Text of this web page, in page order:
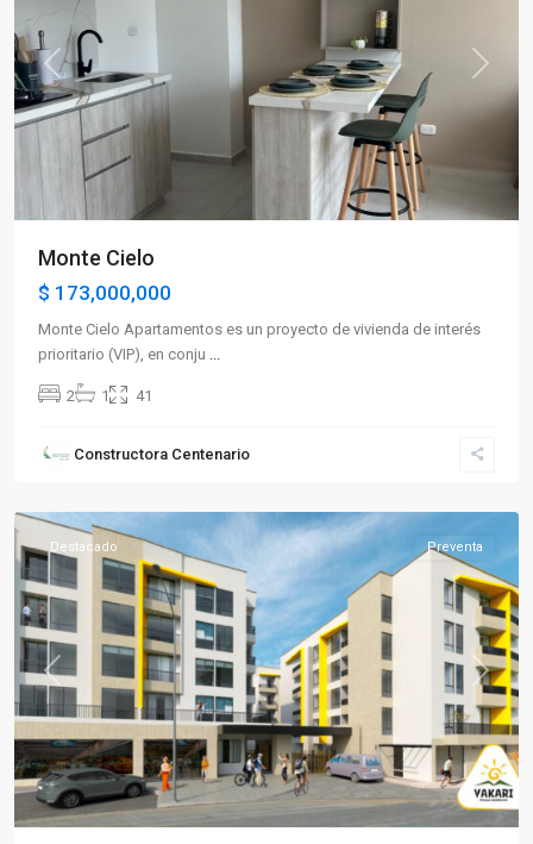
Previous Next
Monte Cielo
$ 173,000,000
Monte Cielo Apartamentos es un proyecto de vivienda de interés
prioritario (VIP), en conju ...
2 1 41
Constructora Centenario
Occidente,
Previous Next
Destacado Preventa